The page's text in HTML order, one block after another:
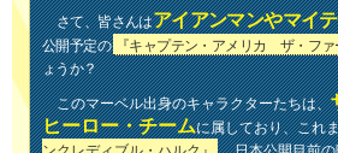
さて、皆さんはアイアンマンやマイ
公開予定の
『キャプテン・アメリカ ザ・ファ
ょうか？
このマーベル出身のキャラクターたちは、
ヒーロー・チームに属しており、これ